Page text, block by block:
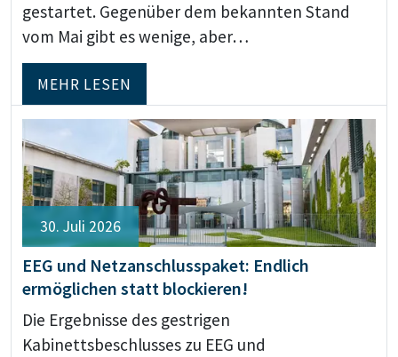
gestartet. Gegenüber dem bekannten Stand
vom Mai gibt es wenige, aber…
MEHR LESEN
30. Juli 2026
EEG und Netzanschlusspaket: Endlich
ermöglichen statt blockieren!
Die Ergebnisse des gestrigen
Kabinettsbeschlusses zu EEG und